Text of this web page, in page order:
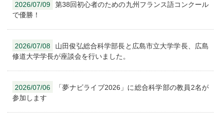
2026/07/09
第38回初心者のための九州フランス語コンクール
で優勝！
2026/07/08
山田俊弘総合科学部長と広島市立大学学長、広島
修道大学学長が座談会を行いました。
2026/07/06
「夢ナビライブ2026」に総合科学部の教員2名が
参加します